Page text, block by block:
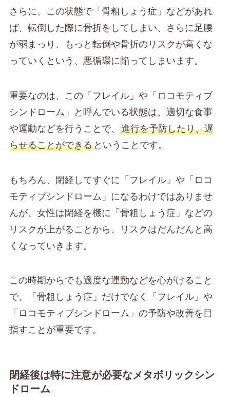
さらに、この状態で「骨粗しょう症」などがあれ
ば、転倒した際に骨折をしてしまい、さらに足腰
が弱まっり、もっと転倒や骨折のリスクが高くな
っていくという、悪循環に陥ってしまいます。
重要なのは、この「フレイル」や「ロコモティブ
シンドローム」と呼んでいる状態は、適切な食事
や運動などを行うことで、 進行を予防したり、遅
らせることができるということです。
もちろん、閉経してすぐに「フレイル」や「ロコ
モティブシンドローム」になるわけではありませ
んが、女性は閉経を機に「骨粗しょう症」などの
リスクが上がることから、リスクはだんだんと高
くなっていきます。
この時期からでも適度な運動などを心がけること
で、「骨粗しょう症」だけでなく「フレイル」や
「ロコモティブシンドローム」の予防や改善を目
指すことが重要です。
閉経後は特に注意が必要なメタボリックシン
ドローム